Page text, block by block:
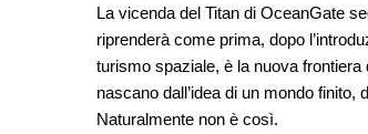
La vicenda del Titan di OceanGate
riprenderà come prima, dopo
turismo spaziale, è la nuova
nascano dall’idea di un mondo
Naturalmente non è così.